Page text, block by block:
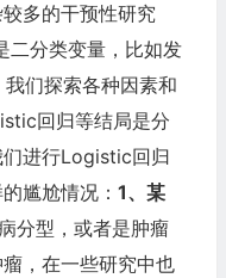
多的干预性研究
二分类变量，比如发
们探索各种因素和
回归等结局是分
进行Logistic回归
尴尬情况： 1、某
分型，或者是肿瘤
，在一些研究中也